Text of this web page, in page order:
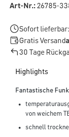
Art-Nr.:26785-
Sofort lieferbar:
Gratis Versand
30 Tage
Highlights
Fantastische
von weichem
schnell